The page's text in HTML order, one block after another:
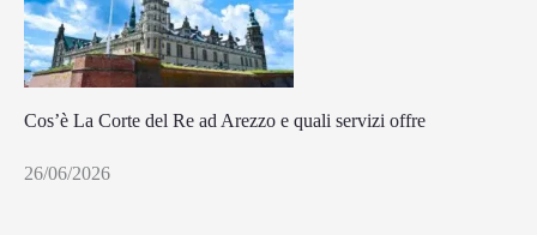
Cos’è La Corte del Re ad Arezzo e quali servizi offre
26/06/2026